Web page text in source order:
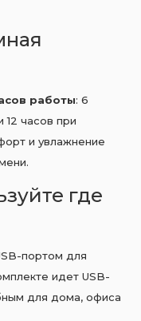
работы: 6
часов при
и увлажнение
где
портом для
идет USB-
для дома, офиса